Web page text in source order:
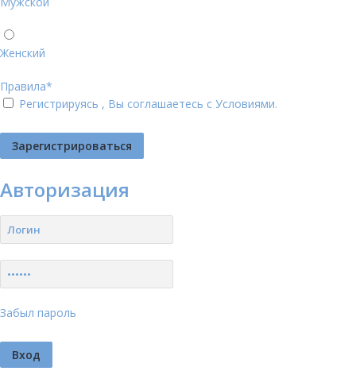
Женский
Правила*
Регистрируясь , Вы соглашаетесь с Условиями.
Авторизация
Забыл пароль